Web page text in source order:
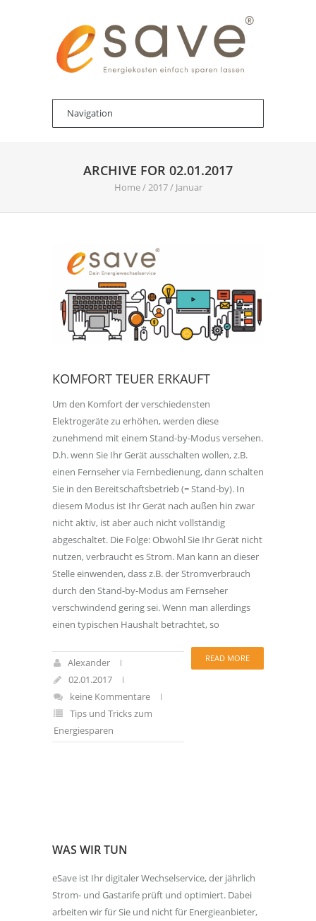
ARCHIVE FOR 02.01.2017
Home/2017/ Januar
KOMFORT TEUER ERKAUFT
Um den Komfort der verschiedensten
Elektrogeräte zu erhöhen, werden diese
zunehmend mit einem Stand-by-Modus versehen.
D.h. wenn Sie Ihr Gerät ausschalten wollen, z.B.
einen Fernseher via Fernbedienung, dann schalten
Sie in den Bereitschaftsbetrieb (= Stand-by). In
diesem Modus ist Ihr Gerät nach außen hin zwar
nicht aktiv, ist aber auch nicht vollständig
abgeschaltet. Die Folge: Obwohl Sie Ihr Gerät nicht
nutzen, verbraucht es Strom. Man kann an dieser
Stelle einwenden, dass z.B. der Stromverbrauch
durch den Stand-by-Modus am Fernseher
verschwindend gering sei. Wenn man allerdings
einen typischen Haushalt betrachtet, so
READ MORE
Alexander
02.01.2017
keine Kommentare
Tips und Tricks zum
Energiesparen
WAS WIR TUN
eSave ist Ihr digitaler Wechselservice, der jährlich
Strom- und Gastarife prüft und optimiert. Dabei
arbeiten wir für Sie und nicht für Energieanbieter,